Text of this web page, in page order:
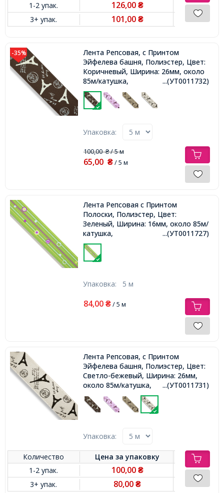
1-2 упак. 126,00 ₴
3+ упак. 101,00 ₴
-35%
Лента Репсовая, с Принтом
Эйфелева башня, Полиэстер, Цвет:
Коричневый, Ширина: 26мм, около
85м/катушка,
...(УТ0011732)
Упаковка:
100,00₴/ 5 м
65,00 ₴/ 5 м
Лента Репсовая с Принтом
Полоски, Полиэстер, Цвет:
Зеленый, Ширина: 16мм, около 85м/
катушка,
...(УТ0011727)
Упаковка: 5 м
84,00 ₴/ 5 м
Лента Репсовая, с Принтом
Эйфелева башня, Полиэстер, Цвет:
Светло-бежевый, Ширина: 26мм,
около 85м/катушка,
...(УТ0011731)
Упаковка:
Количество Цена заупаковку
1-2 упак.
100,00 ₴
3+ упак. 80,00₴